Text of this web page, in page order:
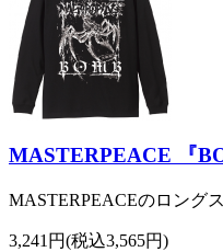
MASTERPEACE 『
MASTERPEACEのロング
3,241円(税込3,565円)